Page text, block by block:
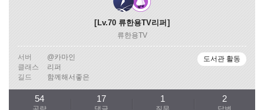
Lv.70 류한용TV리퍼
류한용TV
서버
@카마인
클래스
리퍼
길드
함께해서좋은
도서관 활동
54 17 1 2